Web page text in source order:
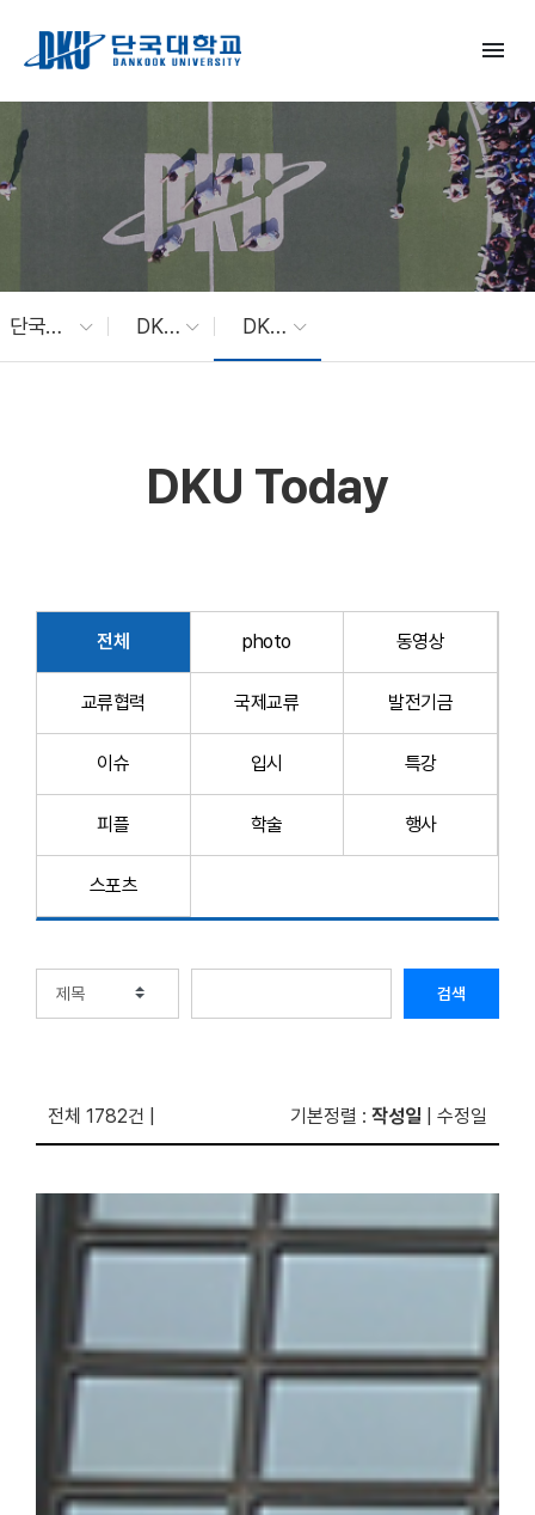
menu
단국대 소식 DKU News DKU Today
DKU Today
전체 photo 동영상
교류협력 국제교류 발전기금
이슈 입시 특강
피플 학술 행사
스포츠
검색
전체 1782건 기본정렬 : 작성일 수정일